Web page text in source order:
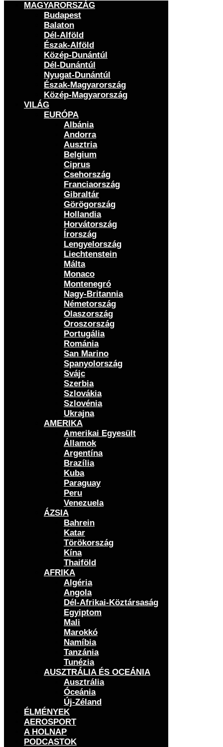
MAGYARORSZÁG
Budapest
Balaton
Dél-Alföld
Észak-Alföld
Közép-Dunántúl
Dél-Dunántúl
Nyugat-Dunántúl
Észak-Magyarország
Közép-Magyarország
VILÁG
EURÓPA
Albánia
Andorra
Ausztria
Belgium
Ciprus
Csehország
Franciaország
Gibraltár
Görögország
Hollandia
Horvátország
Írország
Lengyelország
Liechtenstein
Málta
Monaco
Montenegró
Nagy-Britannia
Németország
Olaszország
Oroszország
Portugália
Románia
San Marino
Spanyolország
Svájc
Szerbia
Szlovákia
Szlovénia
Ukrajna
AMERIKA
Amerikai Egyesült
Államok
Argentína
Brazília
Kuba
Paraguay
Peru
Venezuela
ÁZSIA
Bahrein
Katar
Törökország
Kína
Thaiföld
AFRIKA
Algéria
Angola
Dél-Afrikai-Köztársaság
Egyiptom
Mali
Marokkó
Namíbia
Tanzánia
Tunézia
AUSZTRÁLIA ÉS OCEÁNIA
Ausztrália
Óceánia
Új-Zéland
ÉLMÉNYEK
AEROSPORT
A HOLNAP
PODCASTOK